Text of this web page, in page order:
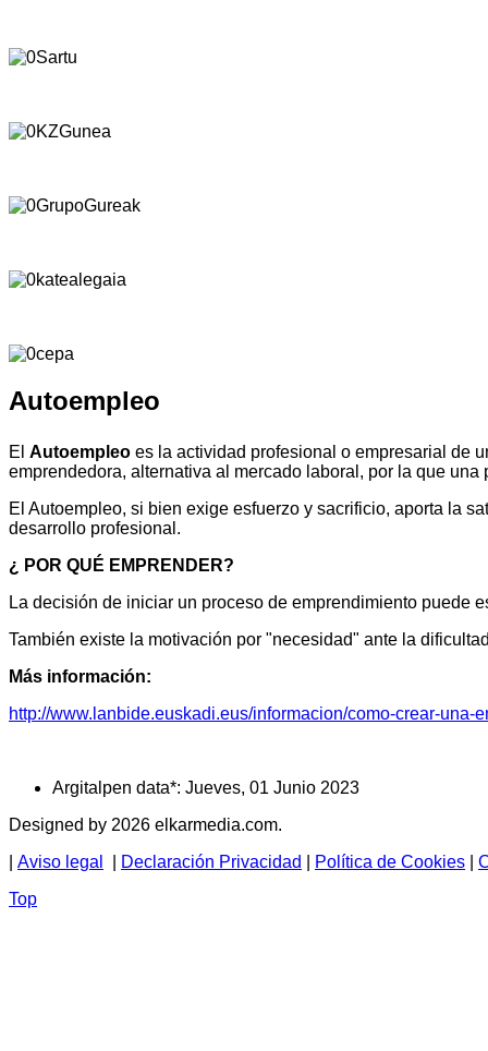
Autoempleo
El Autoempleo es la actividad profesional o empresarial de
emprendedora, alternativa al mercado laboral, por la que
El Autoempleo, si bien exige esfuerzo y sacrificio, aporta la
desarrollo profesional.
¿ POR QUÉ EMPRENDER?
La decisión de iniciar un proceso de emprendimiento puede
También existe la motivación por "necesidad" ante la
Más información:
http://www.lanbide.euskadi.eus/informacion/como-crear-una-
Argitalpen data*: Jueves, 01 Junio 2023
Designed by 2026 elkarmedia.com.
Aviso legal Declaración Privacidad Política de Cookies
Top